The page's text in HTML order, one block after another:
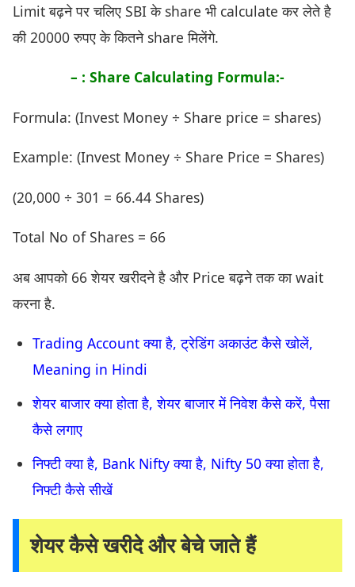
Limit बढ़ने पर चलिए SBI के share भी calculate कर लेते है
की 20000 रुपए के कितने share मिलेंगे.
– : Share Calculating Formula:-
Formula: (Invest Money ÷ Share price = shares)
Example: (Invest Money ÷ Share Price = Shares)
(20,000 ÷ 301 = 66.44 Shares)
Total No of Shares = 66
अब आपको 66 शेयर खरीदने है और Price बढ़ने तक का wait
करना है.
Trading Account क्या है, ट्रेडिंग अकाउंट कैसे खोलें,
Meaning in Hindi
शेयर बाजार क्या होता है, शेयर बाजार में निवेश कैसे करें, पैसा
कैसे लगाए
निफ्टी क्या है, Bank Nifty क्या है, Nifty 50 क्या होता है,
निफ्टी कैसे सीखें
शेयर कैसे खरीदे और बेचे जाते हैं